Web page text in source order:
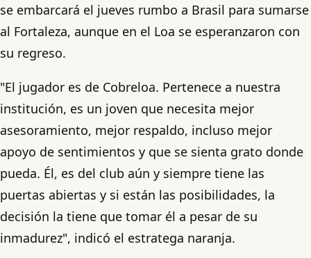
se embarcará el jueves rumbo a Brasil para sumarse
al Fortaleza, aunque en el Loa se esperanzaron con
su regreso.
"El jugador es de Cobreloa. Pertenece a nuestra
institución, es un joven que necesita mejor
asesoramiento, mejor respaldo, incluso mejor
apoyo de sentimientos y que se sienta grato donde
pueda. Él, es del club aún y siempre tiene las
puertas abiertas y si están las posibilidades, la
decisión la tiene que tomar él a pesar de su
inmadurez", indicó el estratega naranja.